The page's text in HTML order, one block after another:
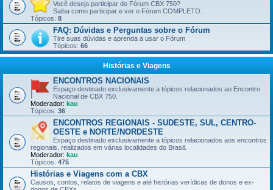
Você deseja participar do Fórum CBX 750?
Saiba como participar e ver o Fórum COMPLETO.
Tópicos: 8
FAQ: Dúvidas e Perguntas sobre o Fórum
Tire suas dúvidas e aprenda a usar o Fórum
Tópicos: 66
Histórias e Viagens
ENCONTROS NACIONAIS
Espaço destinado exclusivamente a tópicos relacionados ao Encontro
Nacional de CBX 750.
Moderador: kau
Tópicos: 36
ENCONTROS REGIONAIS - SUDESTE, SUL, CENTRO-
OESTE e NORTE/NORDESTE
Espaço destinado exclusivamente a tópicos relacionados aos encontros
regionais, realizados em várias localidades do Brasil.
Moderador: kau
Tópicos: 475
Histórias e Viagens com a CBX
Causos, contos, relatos de viagens e até histórias verídicas de donos e ex-